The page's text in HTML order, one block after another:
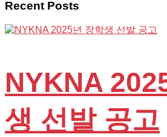
Recent Posts
NYKNA
생 선발 공고